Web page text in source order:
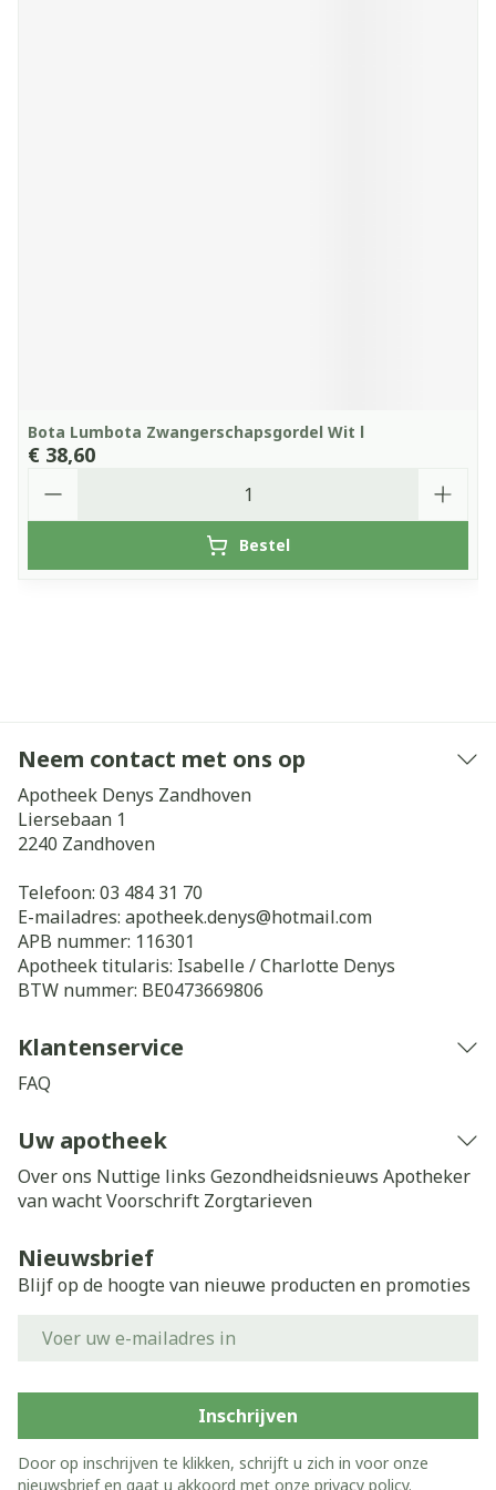
Bota Lumbota Zwangerschapsgordel Wit l
€ 38,60
Bestel
Neem contact met ons op
Apotheek Denys Zandhoven
Liersebaan 1
2240 Zandhoven
Telefoon: 03 484 31 70
E-mailadres: apotheek.denys@hotmail.com
APB nummer: 116301
Apotheek titularis: Isabelle / Charlotte Denys
BTW nummer: BE0473669806
Klantenservice
FAQ
Uw apotheek
Over ons Nuttige links Gezondheidsnieuws Apotheker
van wachtVoorschrift Zorgtarieven
Nieuwsbrief
Blijf op de hoogte van nieuwe producten en promoties
Inschrijven
Door op inschrijven te klikken, schrijft u zich in voor onze
nieuwsbrief en gaat u akkoord met onze privacy policy.